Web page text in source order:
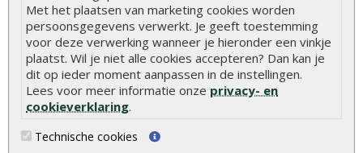
Met het plaatsen van marketing cookies worden
persoonsgegevens verwerkt. Je geeft toestemming
voor deze verwerking wanneer je hieronder een vinkje
plaatst. Wil je niet alle cookies accepteren? Dan kan je
dit op ieder moment aanpassen in de instellingen.
Lees voor meer informatie onze privacy- en
cookieverklaring.
Technische cookies
Houtsoort
Blank onbehandeld vuren
Houtdikte
40 mm
Afmetingen
400 x 300 cm
Breedte
Diepte